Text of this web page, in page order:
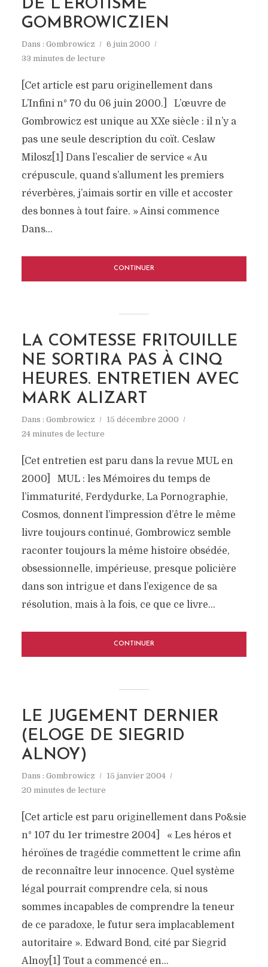
DE L’ÉROTISME
GOMBROWICZIEN
Dans : Gombrowicz
6 juin 2000
33 minutes de lecture
[Cet article est paru originellement dans
L’Infini n° 70 du 06 juin 2000.] L’œuvre de
Gombrowicz est unique au XXe siècle : il n’y a
pas une seule description du coït. Ceslaw
Milosz[1] Dans l’escalier de service « Au
crépuscule, quand s’allument les premiers
réverbères, j’aimais sortir en ville et accoster
des bonnes à tout faire. » Ainsi commence
Dans...
CONTINUER
LA COMTESSE FRITOUILLE
NE SORTIRA PAS À CINQ
HEURES. ENTRETIEN AVEC
MARK ALIZART
Dans : Gombrowicz
15 décembre 2000
24 minutes de lecture
[Cet entretien est paru dans la revue MUL en
2000] MUL : les Mémoires du temps de
l’immaturité, Ferdydurke, La Pornographie,
Cosmos, donnent l’impression d’être le même
livre toujours continué, Gombrowicz semble
raconter toujours la même histoire obsédée,
obsessionnelle, impérieuse, presque policière
dans son intrigue et dans l’exigence de sa
résolution, mais à la fois, ce que ce livre...
CONTINUER
LE JUGEMENT DERNIER
(ELOGE DE SIEGRID
ALNOY)
Dans : Gombrowicz
15 janvier 2004
20 minutes de lecture
[Cet article est paru originellement dans Po&sie
n° 107 du 1er trimestre 2004] « Les héros et
héroïnes de tragédie commettent le crime afin
de reconnaître leur innocence. Quel système
légal pourrait comprendre cela, si nous
sommes incapables de comprendre la teneur
de ce paradoxe, le futur sera implacablement
autoritaire ». Edward Bond, cité par Siegrid
Alnoy[1] Tout a commencé en...